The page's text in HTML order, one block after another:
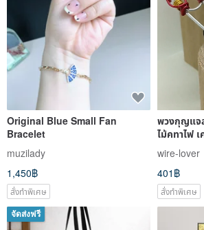
Original Blue Small Fan
Bracelet
muzilady
1,450฿
สั่งทำพิเศษ
พวงกุญแจ
ไม้คทาไฟ
สำหรับระบำ
wire-lover
401฿
สั่งทำพิเศษ
จัดส่งฟรี